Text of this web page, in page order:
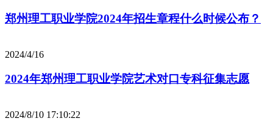
郑州理工职业学院2024年招生章程什么时候公布？
2024/4/16
2024年郑州理工职业学院艺术对口专科征集志愿
2024/8/10 17:10:22